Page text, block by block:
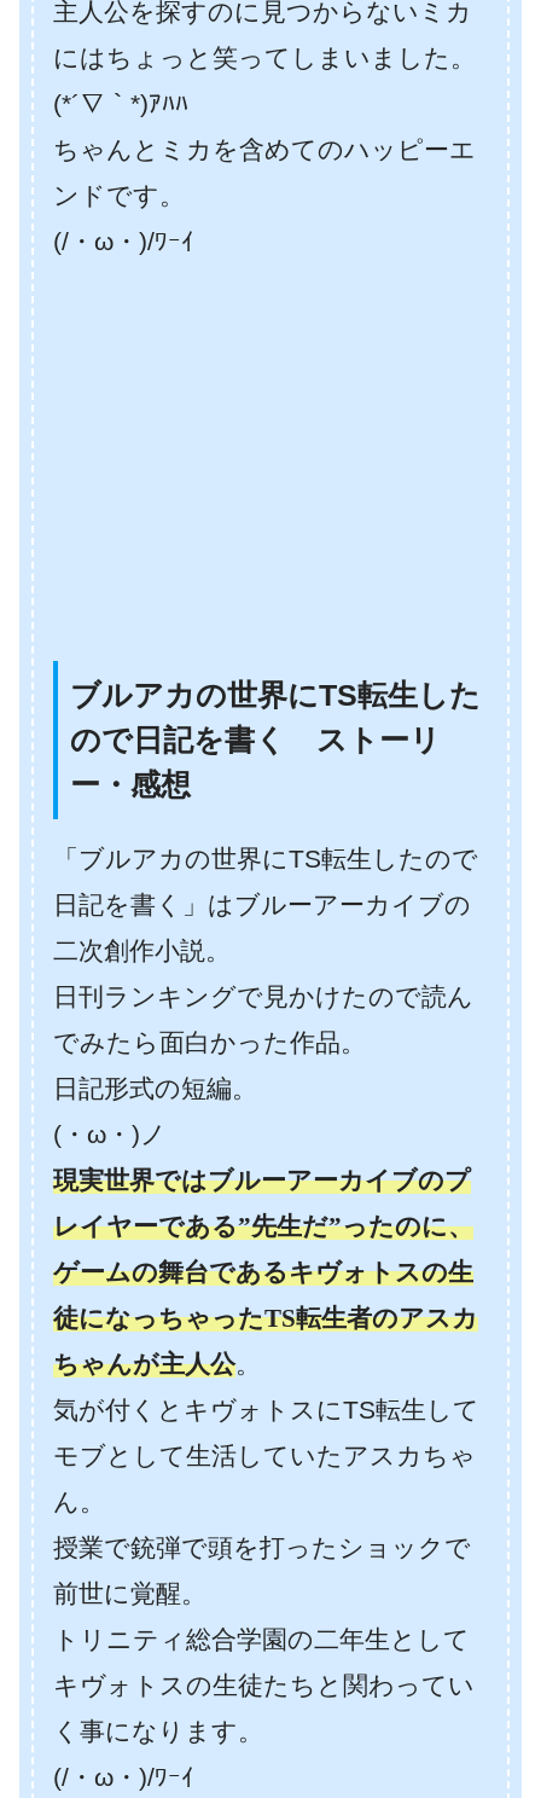
主人公を探すのに見つからないミカ
にはちょっと笑ってしまいました。
(*´∇｀*)ｱﾊﾊ
ちゃんとミカを含めてのハッピーエ
ンドです。
(/・ω・)/ﾜｰｲ
ブルアカの世界にTS転生した
ので日記を書く ストーリ
ー・感想
「ブルアカの世界にTS転生したので
日記を書く」はブルーアーカイブの
二次創作小説。
日刊ランキングで見かけたので読ん
でみたら面白かった作品。
日記形式の短編。
(・ω・)ノ
現実世界ではブルーアーカイブのプ
レイヤーである”先生だ”ったのに、
ゲームの舞台であるキヴォトスの生
徒になっちゃったTS転生者のアスカ
ちゃんが主人公。
気が付くとキヴォトスにTS転生して
モブとして生活していたアスカちゃ
ん。
授業で銃弾で頭を打ったショックで
前世に覚醒。
トリニティ総合学園の二年生として
キヴォトスの生徒たちと関わってい
く事になります。
(/・ω・)/ﾜｰｲ